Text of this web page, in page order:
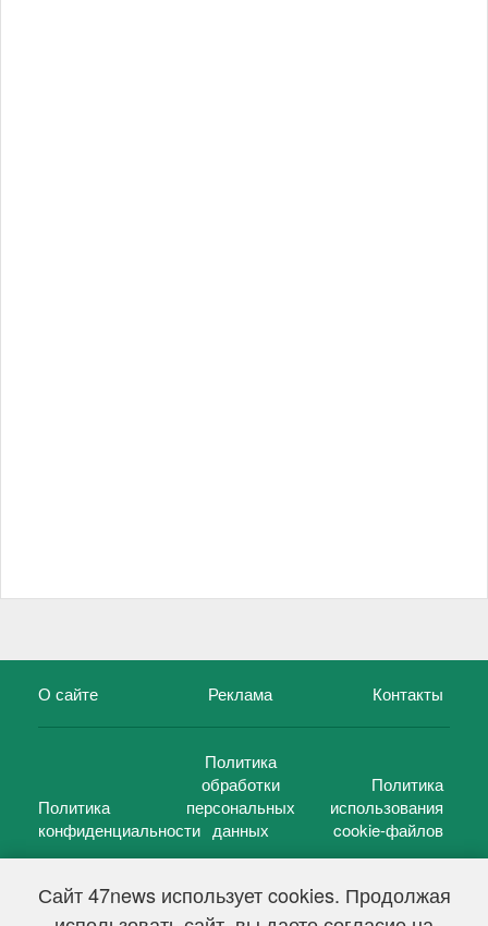
Сайт 47news использует cookies. Продолжая
О сайте Реклама Контакты
Политика
конфиденциальности
Политика
обработки
персональных
данных
Политика
использования
cookie-файлов